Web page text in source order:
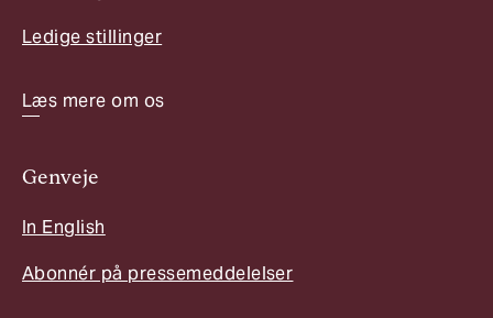
Ledige stillinger
Læs mere om os
Genveje
In English
Abonnér på pressemeddelelser